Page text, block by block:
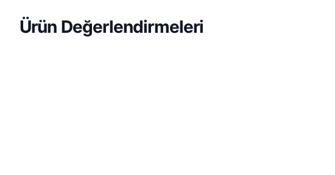
Ürün Değerlendirmeleri